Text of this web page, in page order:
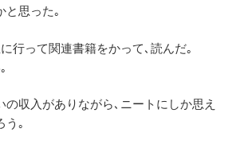
と思った｡
行って関連書籍をかって､読んだ｡
の収入がありながら､ニートにしか思え
う｡